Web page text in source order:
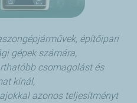
építőipari
gépek számára,
csomagolást és
kínál,
azonos teljesítményt